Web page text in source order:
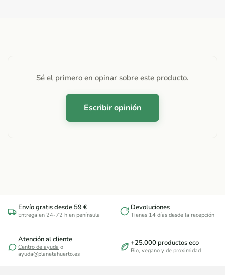
Sé el primero en opinar sobre este producto.
Escribir opinión
Envío gratis desde 59 €
Entrega en 24-72 h en península
Devoluciones
Tienes 14 días desde la recepción
Atención al cliente
Centro de ayuda o
ayuda@planetahuerto.es
+25.000 productos eco
Bio, vegano y de proximidad